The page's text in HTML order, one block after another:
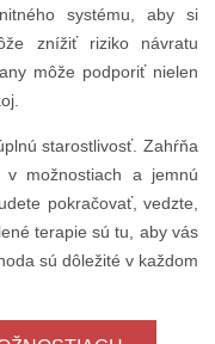
systému, aby si
znížiť riziko návratu
môže podporiť nielen
starostlivosť. Zahŕňa
možnostiach a jemnú
pokračovať, vedzte,
terapie sú tu, aby vás
sú dôležité v každom